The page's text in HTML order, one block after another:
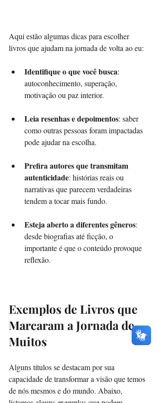
Aqui estão algumas dicas para escolher
livros que ajudam na jornada de volta ao eu:
Identifique o que você busca:
autoconhecimento, superação,
motivação ou paz interior.
Leia resenhas e depoimentos: saber
como outras pessoas foram impactadas
pode ajudar na escolha.
Prefira autores que transmitam
autenticidade: histórias reais ou
narrativas que parecem verdadeiras
tendem a tocar mais fundo.
Esteja aberto a diferentes gêneros:
desde biografias até ficção, o
importante é que o conteúdo provoque
reflexão.
Exemplos de Livros que
Marcaram a Jornada de
Muitos
Alguns títulos se destacam por sua
capacidade de transformar a visão que temos
de nós mesmos e do mundo. Abaixo,